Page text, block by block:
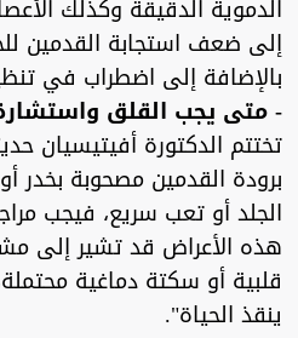
الدموية الدقيقة وكذلك
إلى ضعف استجابة القدمين
بالإضافة إلى اضطراب في
- متى يجب القلق
تختتم الدكتورة أفيتيسيان
برودة القدمين مصحوبة بخدر
الجلد أو تعب سريع، فيجب
هذه الأعراض قد تشير إلى
قلبية أو سكتة دماغية
ينقذ الحياة".